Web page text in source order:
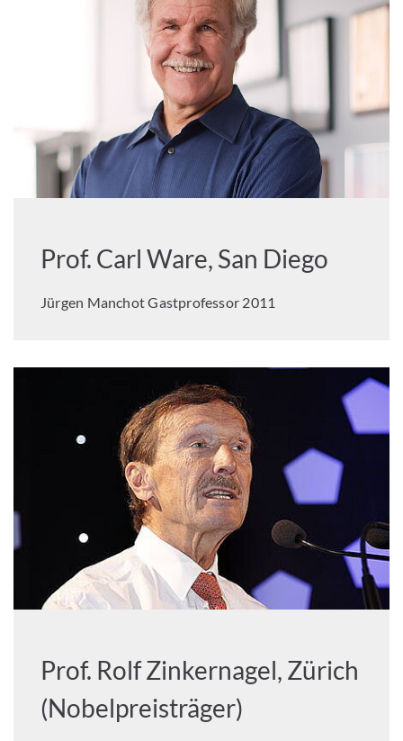
Prof. Carl Ware, San Diego
Jürgen Manchot Gastprofessor 2011
Prof. Rolf Zinkernagel, Zürich
(Nobelpreisträger)